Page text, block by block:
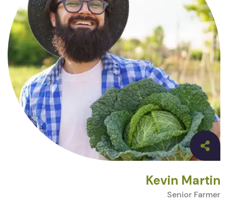
Kevin Martin
Senior Farmer